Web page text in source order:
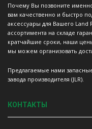
Почему Вы позвоните
вам качественно и быстро
аксессуары для Вашего Land
ассортимента на складе
кратчайшие сроки, наши
мы можем организовать
Предлагаемые нами
завода производителя (JLR).
КОНТАКТЫ